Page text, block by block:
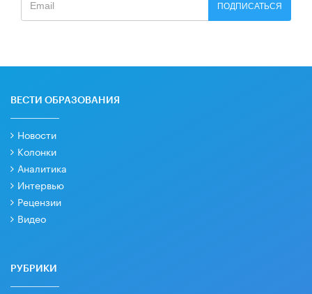
ПОДПИСАТЬСЯ
ВЕСТИ ОБРАЗОВАНИЯ
Новости
Колонки
Аналитика
Интервью
Рецензии
Видео
РУБРИКИ